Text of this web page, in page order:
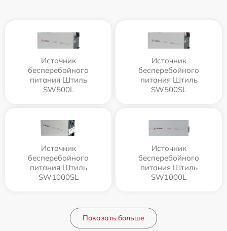
Источник
бесперебойного
питания Штиль
SW500L
Источник
бесперебойного
питания Штиль
SW500SL
Источник
бесперебойного
питания Штиль
SW1000SL
Источник
бесперебойного
питания Штиль
SW1000L
Показать больше